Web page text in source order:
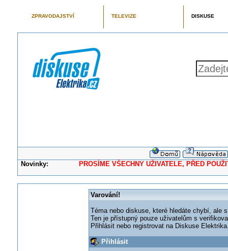
ZPRAVODAJSTVÍ TELEVIZE DISKUSE
Novinky: PROSÍME VŠECHNY UŽIVATELE, PŘED
Varování!
Téma nebo diskuse, které hledáte chybí, ale
Ten je přístupný pouze uživatelům s
Přihlásit nebo registrovat na Diskuse
Přihlásit